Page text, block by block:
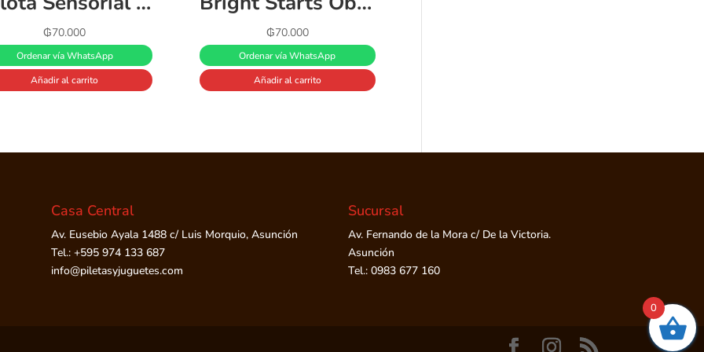
₲70.000
Ordenar vía WhatsApp
Añadir al carrito
₲70.000
Ordenar vía WhatsApp
Añadir al carrito
Casa Central
Av. Eusebio Ayala 1488 c/ Luis Morquio, Asunción
Tel.: +595 974 133 687
info@piletasyjuguetes.com
Sucursal
Av. Fernando de la Mora c/ De la Victoria.
Asunción
Tel.: 0983 677 160
0